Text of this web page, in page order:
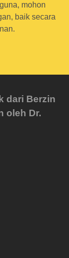
mohon
baik secara
dari Berzin
oleh Dr.